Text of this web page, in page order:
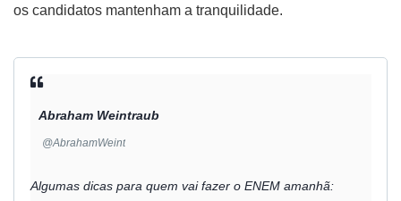
os candidatos mantenham a tranquilidade.
Abraham Weintraub
✔
@AbrahamWeint
Algumas dicas para quem vai fazer o ENEM amanhã: